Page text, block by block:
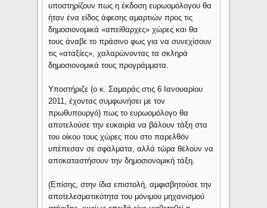
υποστηρίζουν πως η έκδοση ευρωομόλογου θα
ήταν ένα είδος άφεσης αμαρτιών προς τις
δημοσιονομικά «απείθαρχες» χώρες και θα
τους άναβε το πράσινο φως για να συνεχίσουν
τις «αταξίες», χαλαρώνοντας τα σκληρά
δημοσιονομικά τους προγράμματα.
Υποστήριζε (ο κ. Σαμαράς στις 6 Ιανουαρίου
2011, έχοντας συμφωνήσει με τον
πρωθυπουργό) πως το ευρωομόλογο θα
αποτελούσε την ευκαιρία να βάλουν τάξη στα
του οίκου τους χώρες που στο παρελθόν
υπέπεσαν σε σφάλματα, αλλά τώρα θέλουν να
αποκαταστήσουν την δημοσιονομική τάξη.
(Επίσης, στην ίδια επιστολή, αμφισβητούσε την
αποτελεσματικότητα του μόνιμου μηχανισμού